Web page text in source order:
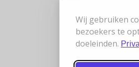
Wij gebruiken
bezoekers te
doeleinden.